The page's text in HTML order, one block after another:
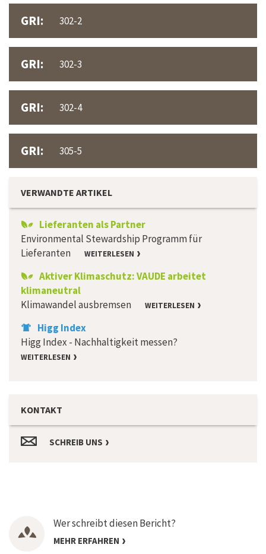
GRI: 302-2
GRI: 302-3
GRI: 302-4
GRI: 305-5
VERWANDTE ARTIKEL
Lieferanten als Partner
Environmental Stewardship Programm für
Lieferanten
WEITERLESEN
Aktiver Klimaschutz: VAUDE arbeitet
klimaneutral
Klimawandel ausbremsen
WEITERLESEN
Higg Index
Higg Index - Nachhaltigkeit messen?
WEITERLESEN
KONTAKT
SCHREIB UNS
Wer schreibt diesen Bericht?
MEHR ERFAHREN